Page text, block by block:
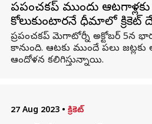
ప్రపంచకప్ ముందు
కోలుకుంటారనే ధీమాలో క్రికెట్
ప్రపంచకప్‌ మెగాటోర్నీ అక్టోబర్‌ 5న
కానుంది. ఆటకు ముందే పలు
ఆందోళన కలిగిస్తున్నాయి.
27 Aug 2023 • క్రికెట్